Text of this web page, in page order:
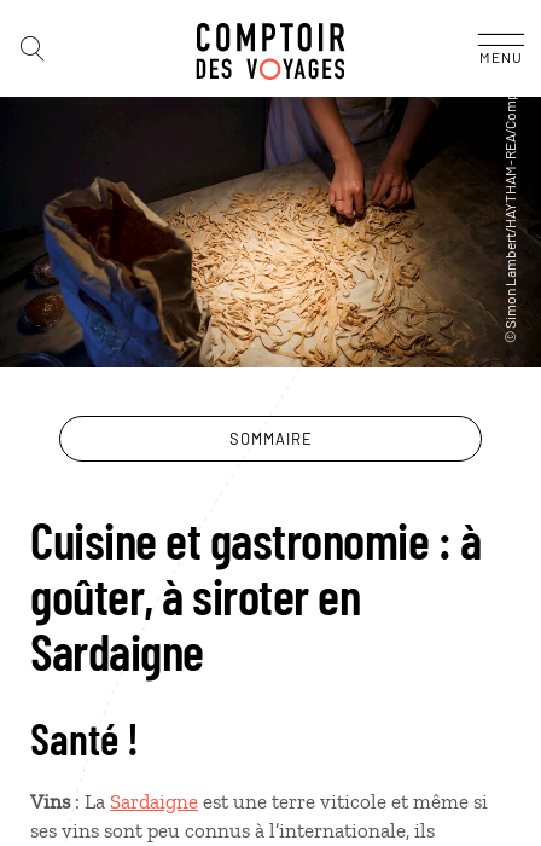
MENU
SOMMAIRE
Cuisine et gastronomie : à
goûter, à siroter en
Sardaigne
Santé !
Vins: La Sardaigne est une terre viticole et même si
ses vins sont peu connus à l’internationale, ils